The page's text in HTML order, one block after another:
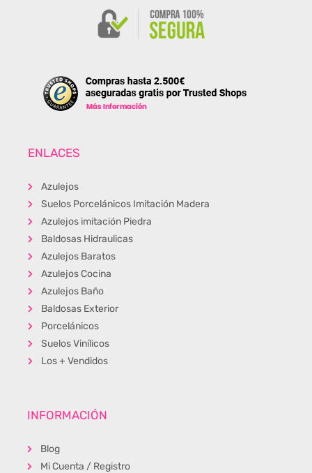
ENLACES
Azulejos
Suelos Porcelánicos Imitación Madera
Azulejos imitación Piedra
Baldosas Hidraulicas
Azulejos Baratos
Azulejos Cocina
Azulejos Baño
Baldosas Exterior
Porcelánicos
Suelos Vinílicos
Los + Vendidos
INFORMACIÓN
Blog
Mi Cuenta / Registro